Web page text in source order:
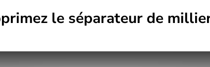
le séparateur de